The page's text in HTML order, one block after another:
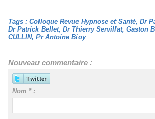
Tags : Colloque Revue Hypnose et Santé, Dr
Dr Patrick Bellet, Dr Thierry Servillat, Gaston
CULLIN, Pr Antoine Bioy
Nouveau commentaire :
Nom * :